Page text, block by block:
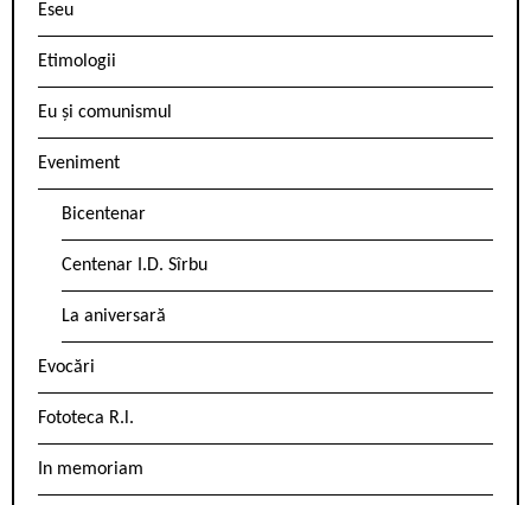
Eseu
Etimologii
Eu și comunismul
Eveniment
Bicentenar
Centenar I.D. Sîrbu
La aniversară
Evocări
Fototeca R.l.
In memoriam